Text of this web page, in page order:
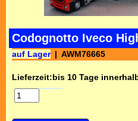
Codognotto Iveco
auf Lager AWM76665
Lieferzeit:bis 10 Tage